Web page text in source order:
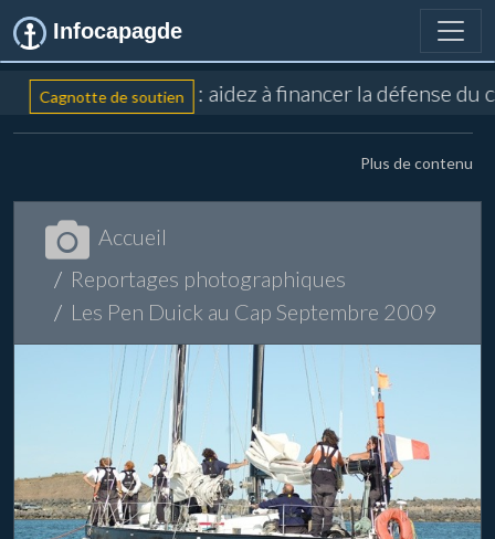
Infocapagde
Cagnotte de soutien : aidez à financer la défense
Plus de contenu
Accueil
Reportages photographiques
Les Pen Duick au Cap Septembre 2009